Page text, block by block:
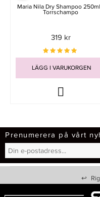
Maria Nila Dry Shampoo
Torrschampo
319 kr
LÄGG I VARUKORGEN
Prenumerera på vårt
↩